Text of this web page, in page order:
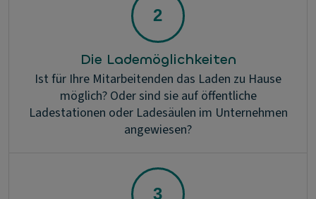
Die Lademöglichkeiten
Ist für Ihre Mitarbeitenden das Laden zu Hause
möglich? Oder sind sie auf öffentliche
Ladestationen oder Ladesäulen im Unternehmen
angewiesen?